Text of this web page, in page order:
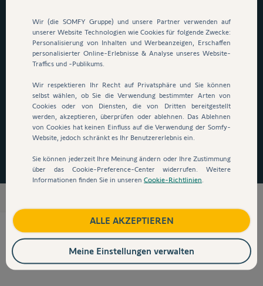
Dein Garagentor öffnet per
Knopfdruck, App oder
Sprachsteuerung
durchfahren, ganz ohne
auszusteigen!*
Wir (die SOMFY Gruppe) und unsere Partner verwenden auf
unserer Website Technologien wie Cookies für folgende Zwecke:
Personalisierung von Inhalten und Werbeanzeigen, Erschaffen
personalisierter Online-Erlebnisse & Analyse unseres Website-
Traffics und -Publikums.
Wir respektieren Ihr Recht auf Privatsphäre und Sie können
selbst wählen, ob Sie die Verwendung bestimmter Arten von
Cookies oder von Diensten, die von Dritten bereitgestellt
werden, akzeptieren, überprüfen oder ablehnen. Das Ablehnen
von Cookies hat keinen Einfluss auf die Verwendung der Somfy-
Website, jedoch schränkt es Ihr Benutzererlebnis ein.
Sie können jederzeit Ihre Meinung ändern oder Ihre Zustimmung
über das Cookie-Preference-Center widerrufen. Weitere
Informationen finden Sie in unseren Cookie-Richtlinien
ALLE AKZEPTIEREN
Meine Einstellungen verwalten